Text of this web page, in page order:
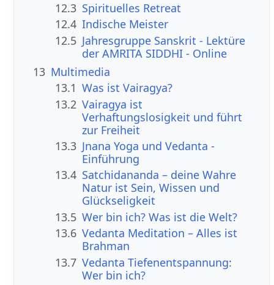
12.3 Spirituelles Retreat
12.4 Indische Meister
12.5 Jahresgruppe Sanskrit - Lektüre
der AMRITA SIDDHI - Online
13 Multimedia
13.1 Was ist Vairagya?
13.2 Vairagya ist
Verhaftungslosigkeit und führt
zur Freiheit
13.3 Jnana Yoga und Vedanta -
Einführung
13.4 Satchidananda – deine Wahre
Natur ist Sein, Wissen und
Glückseligkeit
13.5 Wer bin ich? Was ist die Welt?
13.6 Vedanta Meditation – Alles ist
Brahman
13.7 Vedanta Tiefenentspannung:
Wer bin ich?